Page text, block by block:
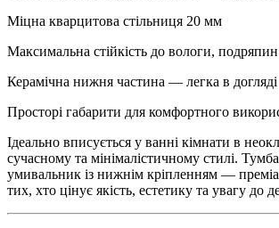
Міцна кварцитова стільниця 20 мм
Максимальна стійкість до вологи,
Керамічна нижня частина — легка в догляді
Просторі габарити для комфортного
Ідеально вписується у ванні кімнати в
сучасному та мінімалістичному стилі.
умивальник із нижнім кріпленням —
тих, хто цінує якість, естетику та увагу до